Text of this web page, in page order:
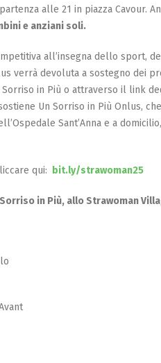
alle 21 in piazza Cavour.
e anziani soli.
all’insegna dello sport,
verrà devoluta a sostegno dei
in Più o attraverso il link
Un Sorriso in Più Onlus,
Sant’Anna e a
qui: bit.ly/strawoman25
in Più, allo Strawoman